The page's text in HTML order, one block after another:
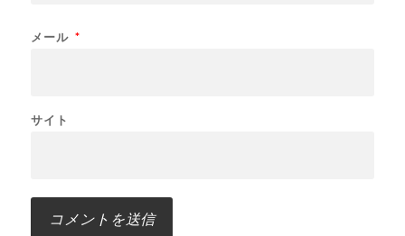
メール *
サイト